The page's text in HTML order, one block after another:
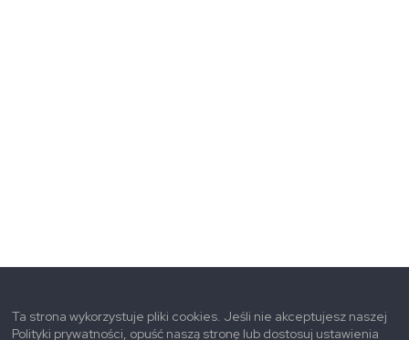
Ta strona wykorzystuje pliki cookies. Jeśli nie akceptujesz naszej
Polityki prywatności, opuść naszą stronę lub dostosuj ustawienia